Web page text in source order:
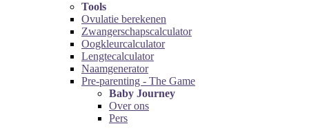
Tools
Ovulatie berekenen
Zwangerschapscalculator
Oogkleurcalculator
Lengtecalculator
Naamgenerator
Pre-parenting - The Game
Baby Journey
Over ons
Pers